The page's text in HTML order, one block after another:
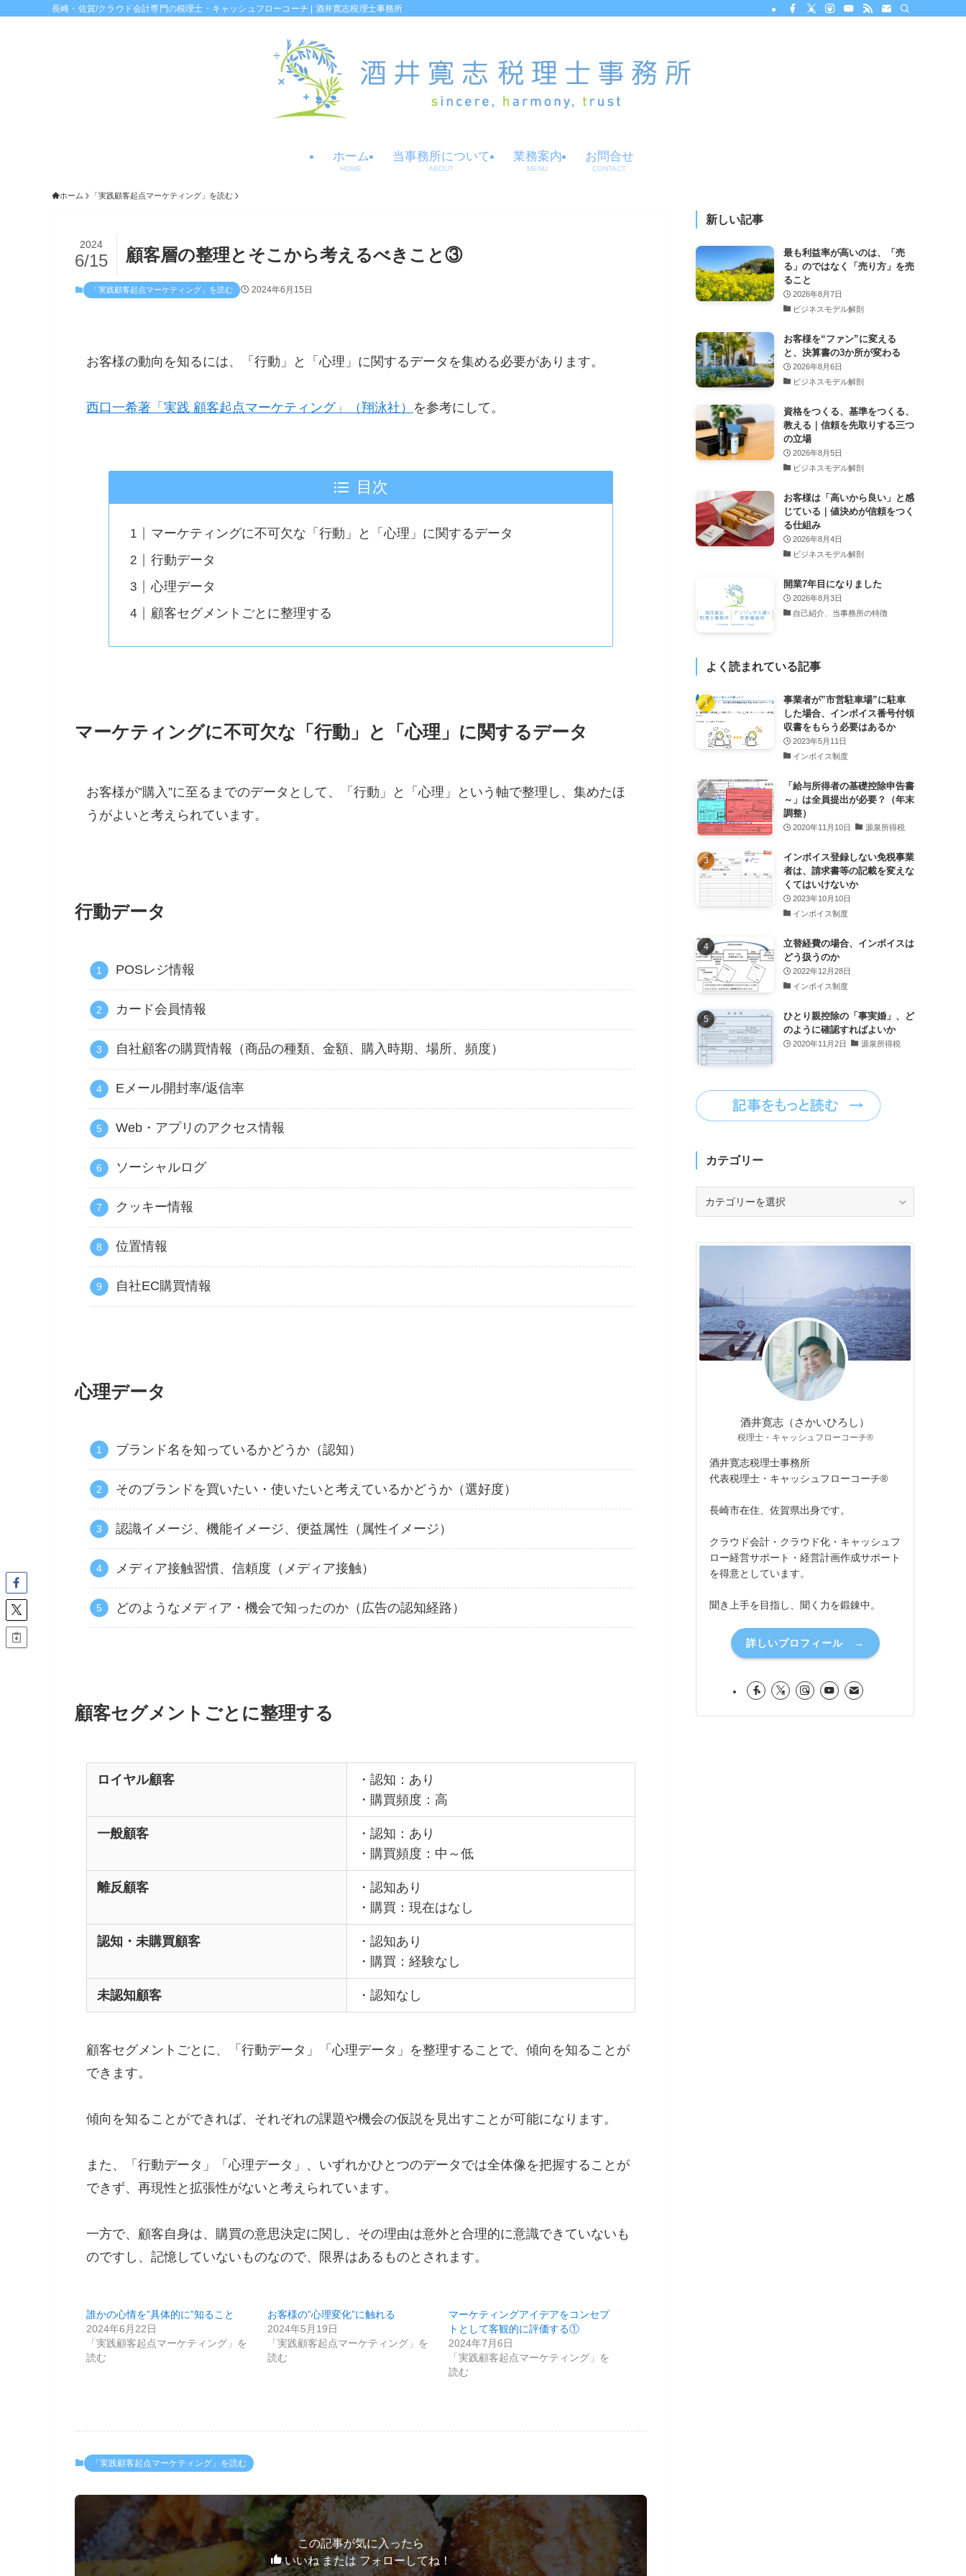
長崎・佐賀/クラウド会計専門の税理士・キャッシュフローコーチ | 酒井寛志税理士事務所
ホーム
HOME
当事務所について
ABOUT
業務案内
MENU
お問合せ
CONTACT
ホーム 「実践顧客起点マーケティング」を読む
顧客層の整理とそこから考えるべきこと③
2024
6/15
「実践顧客起点マーケティング」を読む 2024年6月15日
お客様の動向を知るには、「行動」と「心理」に関するデータを集める必要があります。
西口一希著「実践 顧客起点マーケティング」（翔泳社） を参考にして。
目次
マーケティングに不可欠な「行動」と「心理」に関するデータ
行動データ
心理データ
顧客セグメントごとに整理する
マーケティングに不可欠な「行動」と「心理」に関するデータ
お客様が”購入”に至るまでのデータとして、「行動」と「心理」という軸で整理し、集めたほ
うがよいと考えられています。
行動データ
POSレジ情報
カード会員情報
自社顧客の購買情報（商品の種類、金額、購入時期、場所、頻度）
Eメール開封率/返信率
Web・アプリのアクセス情報
ソーシャルログ
クッキー情報
位置情報
自社EC購買情報
心理データ
ブランド名を知っているかどうか（認知）
そのブランドを買いたい・使いたいと考えているかどうか（選好度）
認識イメージ、機能イメージ、便益属性（属性イメージ）
メディア接触習慣、信頼度（メディア接触）
どのようなメディア・機会で知ったのか（広告の認知経路）
顧客セグメントごとに整理する
ロイヤル顧客
・認知：あり
・購買頻度：高
一般顧客
・認知：あり
・購買頻度：中～低
離反顧客
・認知あり
・購買：現在はなし
認知・未購買顧客
・認知あり
・購買：経験なし
未認知顧客 ・認知なし
顧客セグメントごとに、「行動データ」「心理データ」を整理することで、傾向を知ることが
できます。
傾向を知ることができれば、それぞれの課題や機会の仮説を見出すことが可能になります。
また、「行動データ」「心理データ」、いずれかひとつのデータでは全体像を把握することが
できず、再現性と拡張性がないと考えられています。
一方で、顧客自身は、購買の意思決定に関し、その理由は意外と合理的に意識できていないも
のですし、記憶していないものなので、限界はあるものとされます。
誰かの心情を”具体的に”知ること
2024年6月22日
「実践顧客起点マーケティング」を
読む
お客様の”心理変化”に触れる
2024年5月19日
「実践顧客起点マーケティング」を
読む
マーケティングアイデアをコンセプ
トとして客観的に評価する①
2024年7月6日
「実践顧客起点マーケティング」を
読む
「実践顧客起点マーケティング」を読む
この記事が気に入ったら
いいね または フォローしてね！
新しい記事
最も利益率が高いのは、「売
る」のではなく「売り方」を売
ること
2026年8月7日
ビジネスモデル解剖
お客様を“ファン”に変える
と、決算書の3か所が変わる
2026年8月6日
ビジネスモデル解剖
資格をつくる、基準をつくる、
教える｜信頼を先取りする三つ
の立場
2026年8月5日
ビジネスモデル解剖
お客様は「高いから良い」と感
じている｜値決めが信頼をつく
る仕組み
2026年8月4日
ビジネスモデル解剖
開業7年目になりました
2026年8月3日
自己紹介、当事務所の特徴
よく読まれている記事
事業者が”市営駐車場”に駐車
した場合、インボイス番号付領
収書をもらう必要はあるか
2023年5月11日
インボイス制度
「給与所得者の基礎控除申告書
～」は全員提出が必要？（年末
調整）
2020年11月10日 源泉所得税
インボイス登録しない免税事業
者は、請求書等の記載を変えな
くてはいけないか
2023年10月10日
インボイス制度
立替経費の場合、インボイスは
どう扱うのか
2022年12月28日
インボイス制度
ひとり親控除の「事実婚」、ど
のように確認すればよいか
2020年11月2日 源泉所得税
カテゴリー
リ
酒井寛志（さかいひろし）
税理士・キャッシュフローコーチ®
酒井寛志税理士事務所
代表税理士・キャッシュフローコーチ®
長崎市在住、佐賀県出身です。
クラウド会計・クラウド化・キャッシュフ
ロー経営サポート・経営計画作成サポート
を得意としています。
聞き上手を目指し、聞く力を鍛錬中。
詳しいプロフィール →